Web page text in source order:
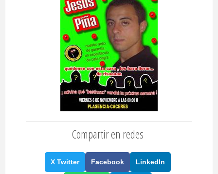
Compartir en redes
X Twitter Facebook LinkedIn